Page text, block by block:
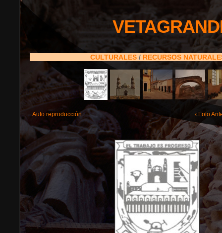
CULTURALES / RECURSOS
Auto reproducción ‹ Foto